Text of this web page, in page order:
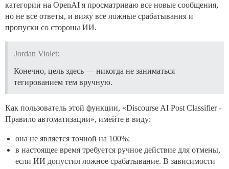
категории на OpenAI я просматриваю все новые сообщения,
но не все ответы, и вижу все ложные срабатывания и
пропуски со стороны ИИ.
Jordan Violet:
Конечно, цель здесь — никогда не заниматься
тегированием тем вручную.
Как пользователь этой функции, «Discourse AI Post Classifier -
Правило автоматизации», имейте в виду:
она не является точной на 100%;
в настоящее время требуется ручное действие для отмены,
если ИИ допустил ложное срабатывание. В зависимости